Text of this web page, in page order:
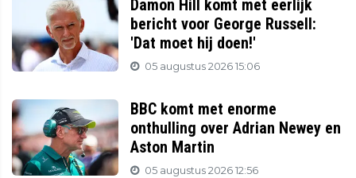
Damon Hill komt met eerlijk
bericht voor George Russell:
'Dat moet hij doen!'
05 augustus 2026 15:06
BBC komt met enorme
onthulling over Adrian Newey en
Aston Martin
05 augustus 2026 12:56